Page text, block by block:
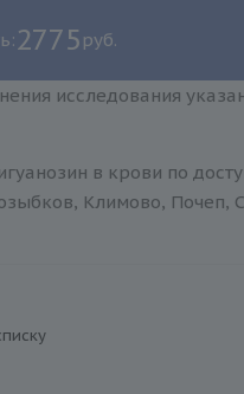
2775 руб.
исследования
в крови по
Климово, Почеп,